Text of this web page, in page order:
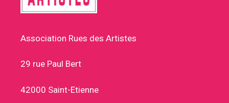
Association Rues des Artistes
29 rue Paul Bert
42000 Saint-Etienne